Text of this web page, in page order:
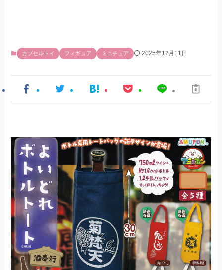
カプセルトイ フィギュア ミニチュア 2025年12月11日